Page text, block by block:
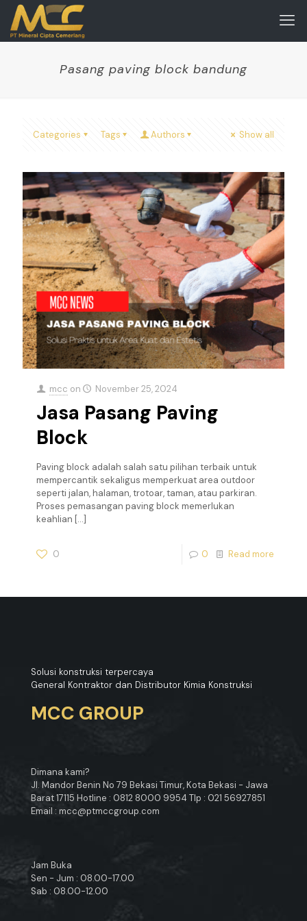
Pasang paving block bandung
Categories Tags Authors Show all
mcc on November 25, 2024
Jasa Pasang Paving
Block
Paving block adalah salah satu pilihan terbaik untuk
mempercantik sekaligus memperkuat area outdoor
seperti jalan, halaman, trotoar, taman, atau parkiran.
Proses pemasangan paving block memerlukan
keahlian […]
0 0 Read more
Solusi konstruksi terpercaya
General Kontraktor dan Distributor Kimia Konstruksi
MCC GROUP
Dimana kami?
Jl. Mandor Benin No 79 Bekasi Timur, Kota Bekasi - Jawa
Barat 17115 Hotline : 0812 8000 9954 Tlp : 021 56927851
Email : mcc@ptmccgroup.com
Jam Buka
Sen - Jum : 08.00-17.00
Sab : 08.00-12.00